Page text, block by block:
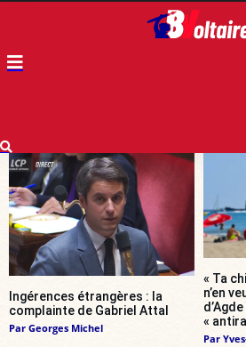
Ingérences étrangères : la
complainte de Gabriel Attal
Par Georges Michel
« Ta
n’en
«
Par